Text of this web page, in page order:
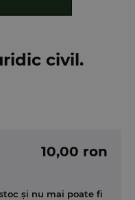
civil.
10,00 ron
și nu mai poate fi